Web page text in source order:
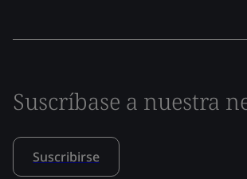
Suscríbase a nuestra
Suscribirse